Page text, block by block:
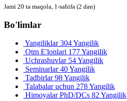
Jami 20 ta maqola, 1-sahifa (2 dan)
Bo'limlar
Yangiliklar304 Yangilik
Otm E'lonlari 177 Yangilik
Uchrashuvlar 54 Yangilik
Seminarlar40 Yangilik
Tadbirlar98 Yangilik
Talabalar uchun 278 Yangilik
Himoyalar PhD/DCs 82 Yangilik